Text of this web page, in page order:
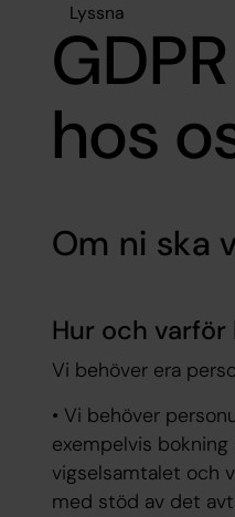
Lyssna
hos
Om ni ska
Hur och
Vi behöver era
• Vi behöver
exempelvis
vigselsamtalet och
med stöd av det